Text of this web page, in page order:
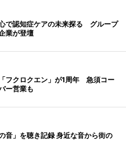
で認知症ケアの未来探る グループ
業が登壇
フクロクエン」が1周年 急須コー
ー営業も
音」を聴き記録 身近な音から街の